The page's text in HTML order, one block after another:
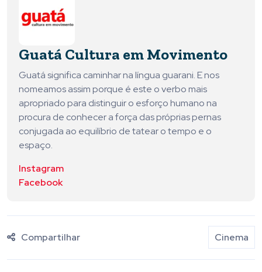
Guatá Cultura em Movimento
Guatá significa caminhar na língua guarani. E nos
nomeamos assim porque é este o verbo mais
apropriado para distinguir o esforço humano na
procura de conhecer a força das próprias pernas
conjugada ao equilíbrio de tatear o tempo e o
espaço.
Instagram
Facebook
Compartilhar Cinema